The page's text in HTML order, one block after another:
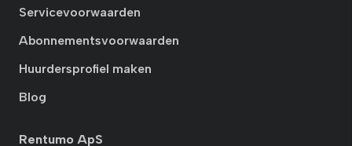
Servicevoorwaarden
Abonnementsvoorwaarden
Huurdersprofiel maken
Blog
Rentumo ApS